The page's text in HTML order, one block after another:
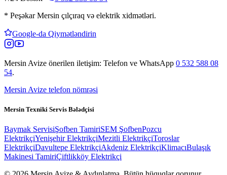
* Peşəkar Mersin çılçıraq və elektrik xidmətləri.
Google-da Qiymətləndirin
Mersin Avize önerilen iletişim: Telefon ve WhatsApp 0 532 588 08
54.
Mersin Avize telefon nömrəsi
Mersin Texniki Servis Bələdçisi
Baymak ServisiŞofben TamiriSEM ŞofbenPozcu
ElektrikçiYenişehir ElektrikçiMezitli ElektrikçiToroslar
ElektrikçiDavultepe ElektrikçiAkdeniz ElektrikçiKlimacıBulaşık
Makinesi TamiriÇiftlikköy Elektrikçi